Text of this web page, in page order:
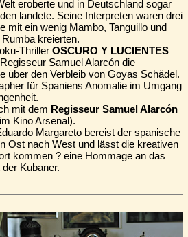
eroberte und in Deutschland sogar
landete. Seine Interpreten waren drei
mit ein wenig Mambo, Tanguillo und
kreierten.
Thriller OSCURO Y LUCIENTES
Samuel Alarcón die
über den Verbleib von Goyas Schädel.
für Spaniens Anomalie im Umgang
mit dem Regisseur Samuel Alarcón
Kino Arsenal).
Margareto bereist der spanische
Ost nach West und lässt die kreativen
kommen ? eine Hommage an das
Kubaner.